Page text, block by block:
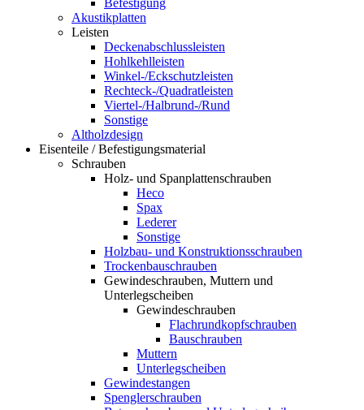
Befestigung
Akustikplatten
Leisten
Deckenabschlussleisten
Hohlkehlleisten
Winkel-/Eckschutzleisten
Rechteck-/Quadratleisten
Viertel-/Halbrund-/Rund
Sonstige
Altholzdesign
Eisenteile / Befestigungsmaterial
Schrauben
Holz- und Spanplattenschrauben
Heco
Spax
Lederer
Sonstige
Holzbau- und Konstruktionsschrauben
Trockenbauschrauben
Gewindeschrauben, Muttern und
Unterlegscheiben
Gewindeschrauben
Flachrundkopfschrauben
Bauschrauben
Muttern
Unterlegscheiben
Gewindestangen
Spenglerschrauben